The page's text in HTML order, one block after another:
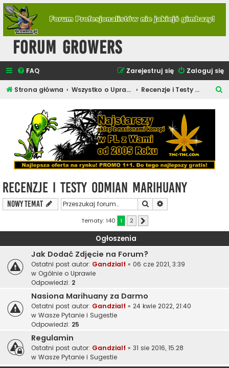
Forum Growers
FAQ Zaloguj się
Zarejestruj się
Strona główna Wszystko o Uprawie Roślin Konopi Recenzje i Testy Odmian Marihuany
Recenzje i Testy Odmian Marihuany
NOWY TEMAT Szukaj
Tematy: 140 1 2
Ogłoszenia
Jak Dodać Zdjęcie na Forum?
Ostatni post autor: Gandzialf « 06 cze 2021, 3:39
w Ogólnie o Uprawie
Odpowiedzi: 2
Nasiona Marihuany za Darmo
Ostatni post autor: Gandzialf « 24 kwie 2022, 21:40
w Wasze Pytanie i Sugestie
Odpowiedzi: 25
Regulamin
Ostatni post autor: Gandzialf « 31 sie 2016, 15:28
w Wasze Pytanie i Sugestie